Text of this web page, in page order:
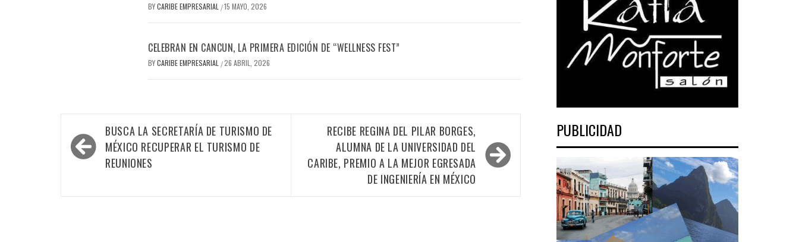
BYCARIBE EMPRESARIAL /15 MAYO, 2026
CELEBRAN EN CANCUN, LA PRIMERA EDICIÓN DE “WELLNESS FEST”
BYCARIBE EMPRESARIAL /26 ABRIL, 2026
Navegación
de
entradas
BUSCA LA SECRETARÍA DE TURISMO DE
MÉXICO RECUPERAR EL TURISMO DE
REUNIONES
RECIBE REGINA DEL PILAR BORGES,
ALUMNA DE LA UNIVERSIDAD DEL
CARIBE, PREMIO A LA MEJOR EGRESADA
DE INGENIERÍA EN MÉXICO
PUBLICIDAD